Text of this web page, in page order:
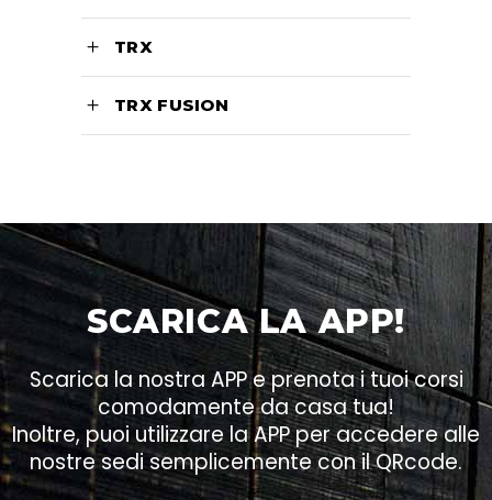
TRX
TRX FUSION
SCARICA LA APP!
Scarica la nostra APP e prenota i tuoi corsi
comodamente da casa tua!
Inoltre, puoi utilizzare la APP per accedere alle
nostre sedi semplicemente con il QRcode.